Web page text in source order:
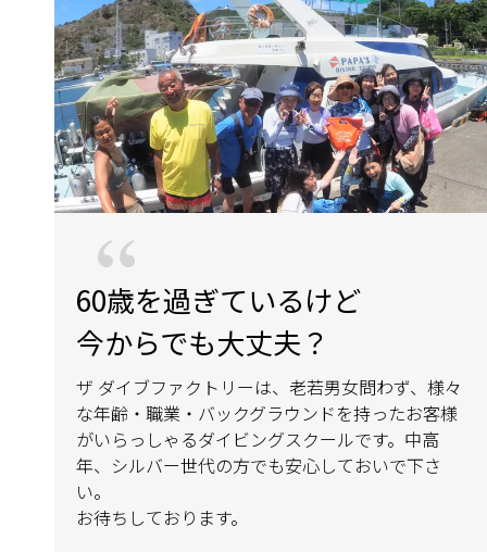
60歳を過ぎているけど
今からでも大丈夫？
ザ ダイブファクトリーは、老若男女問わず、様々
な年齢・職業・バックグラウンドを持ったお客様
がいらっしゃるダイビングスクールです。中高
年、シルバー世代の方でも安心しておいで下さ
い。
お待ちしております。